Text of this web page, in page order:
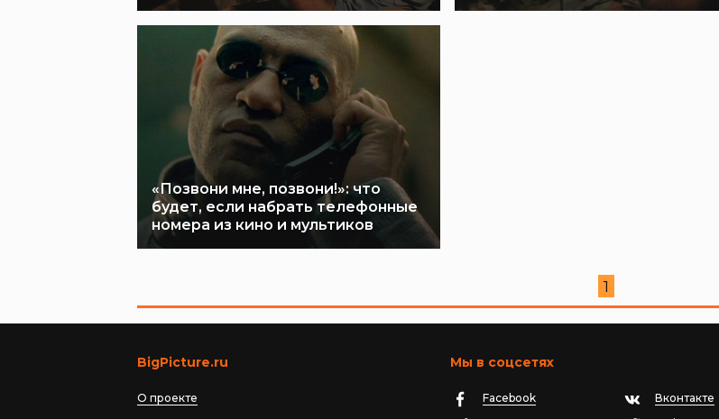
«Позвони мне, позвони!»: что
будет, если набрать телефонные
номера из кино и мультиков
1
BigPicture.ru
О проекте
Мы в соцсетях
Facebook
Вконтакте